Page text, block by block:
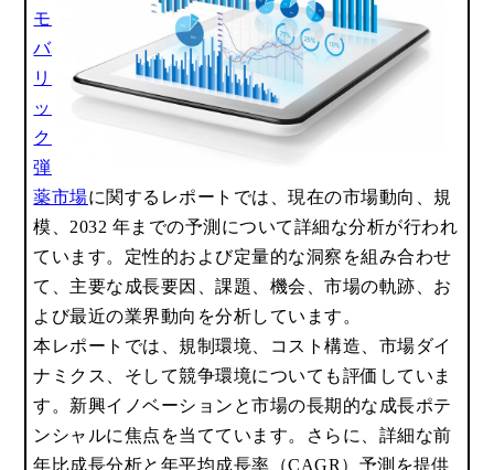
モ
バ
リ
ッ
ク
弾
薬市場に関するレポートでは、現在の市場動向、規
模、2032 年までの予測について詳細な分析が行われ
ています。定性的および定量的な洞察を組み合わせ
て、主要な成長要因、課題、機会、市場の軌跡、お
よび最近の業界動向を分析しています。
本レポートでは、規制環境、コスト構造、市場ダイ
ナミクス、そして競争環境についても評価していま
す。新興イノベーションと市場の長期的な成長ポテ
ンシャルに焦点を当てています。さらに、詳細な前
年比成長分析と年平均成長率（CAGR）予測を提供